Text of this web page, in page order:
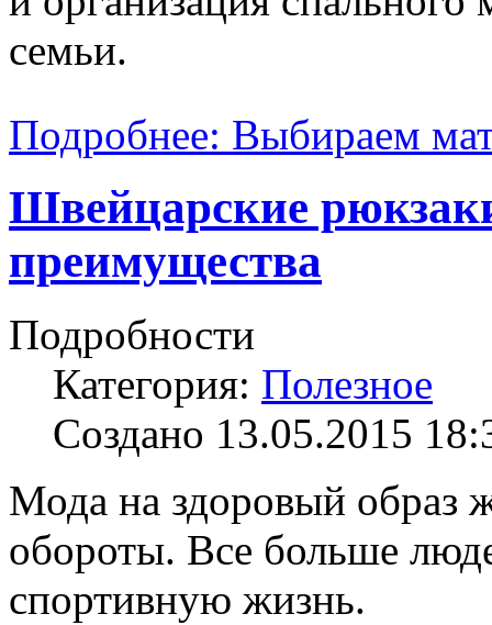
семьи.
Подробнее: Выбираем
Швейцарские
преимущества
Подробности
Категория: Полезное
Создано 13.05.2015
Мода на здоровый образ
обороты. Все больше
спортивную жизнь.